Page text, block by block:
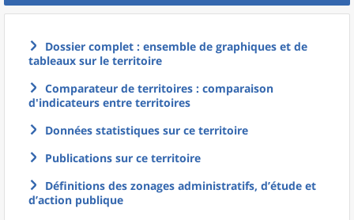
Dossier complet : ensemble de graphiques et de
tableaux sur le territoire
Comparateur de territoires : comparaison
d'indicateurs entre territoires
Données statistiques sur ce territoire
Publications sur ce territoire
Définitions des zonages administratifs, d’étude et
d’action publique